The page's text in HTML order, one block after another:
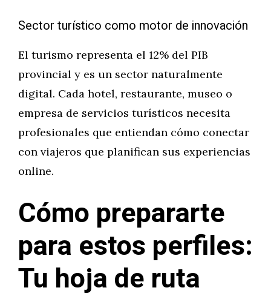
Sector turístico como motor de innovación
El turismo representa el 12% del PIB
provincial y es un sector naturalmente
digital. Cada hotel, restaurante, museo o
empresa de servicios turísticos necesita
profesionales que entiendan cómo conectar
con viajeros que planifican sus experiencias
online.
Cómo prepararte
para estos perfiles:
Tu hoja de ruta